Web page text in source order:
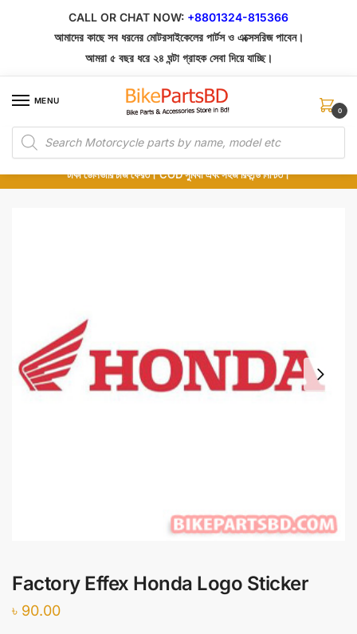
CALL OR CHAT NOW: +8801324-815366
আমাদের কাছে সব ধরনের মোটরসাইকেলের পার্টস ও এক্সেসরিজ পাবেন।
আমরা ৫ বছর ধরে ২৪ ঘন্টা গ্রাহক সেবা দিয়ে যাচ্ছি।
MENU
Products
search
0
১০০% অরিজিনাল পার্টস – শোরুম থেকে সরাসরি সংগ্রহ এবং শুধুমাত্র কুরিয়ার সার্ভিসে ডেলিভারি।
অর্ডার করার পর পার্টের ছবি দেখুন। পছন্দ হলে Cash on Delivery দিন, না হলে ৫ মিনিটে ১৯৯
টাকা ডেলিভারি চার্জ ফেরত। COD সুবিধা এবং সহজ রিফান্ড নিশ্চিত।
Factory Effex Honda Logo Sticker
৳ 90.00